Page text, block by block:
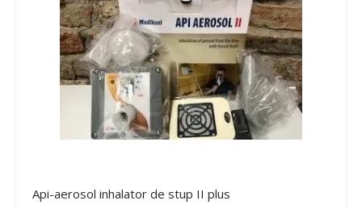
Api-aerosol inhalator de stup II plus